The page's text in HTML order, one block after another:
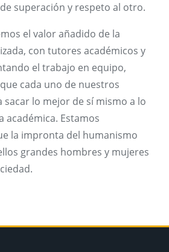
superación y respeto al otro.
el valor añadido de la
con tutores académicos y
el trabajo en equipo,
cada uno de nuestros
sacar lo mejor de sí mismo a lo
académica. Estamos
la impronta del humanismo
grandes hombres y mujeres